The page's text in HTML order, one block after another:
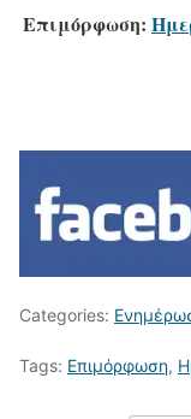
Επιμόρφωση:
Categories:
Tags: Επιμόρφωση,